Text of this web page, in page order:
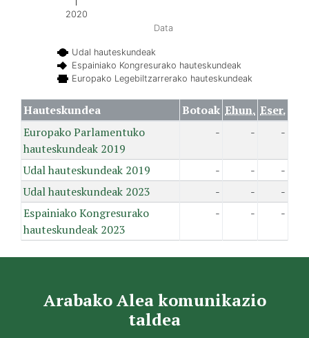
Data
Udal hauteskundeak
Espainiako Kongresurako hauteskundeak
Europako Legebiltzarrerako hauteskundeak
2020
Hauteskundea Botoak Ehun. Eser.
Europako Parlamentuko
hauteskundeak 2019
- - -
Udal hauteskundeak 2019 - -
-
Udal hauteskundeak 2023
- -
-
Espainiako Kongresurako
hauteskundeak 2023
- - -
Arabako Alea komunikazio
taldea